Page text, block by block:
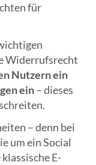
für
Widerrufsrecht
Nutzern ein
ein– dieses
– denn bei
um ein Social
E-